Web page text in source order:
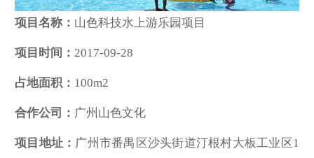
项目名称： 山色科技水上游乐园项目
项目时间： 2017-09-28
占地面积： 100m2
合作公司： 广州山色文化
项目地址： 广州市番禺区沙头街道汀根村大板工业区1